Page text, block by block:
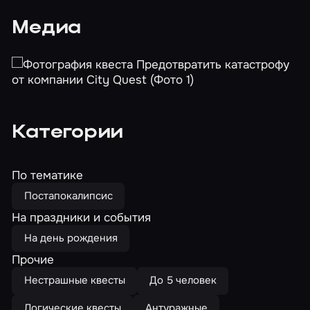
Медиа
Категории
По тематике
Постапокалипсис
На праздники и события
На день рождения
Прочие
Нестрашные квесты
До 5 человек